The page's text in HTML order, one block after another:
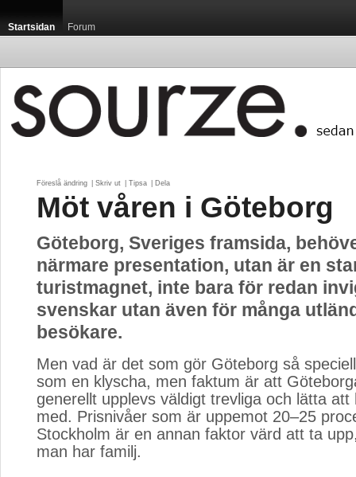
Startsidan Forum
Föreslå ändring Skriv ut Tipsa Dela
Möt våren i Göteborg
Göteborg, Sveriges framsida,
närmare presentation, utan är en
turistmagnet, inte bara för redan
svenskar utan även för många
besökare.
Men vad är det som gör Göteborg så
som en klyscha, men faktum är att
generellt upplevs väldigt trevliga och lätta att
med. Prisnivåer som är uppemot 20–25
Stockholm är en annan faktor värd att ta
man har familj.